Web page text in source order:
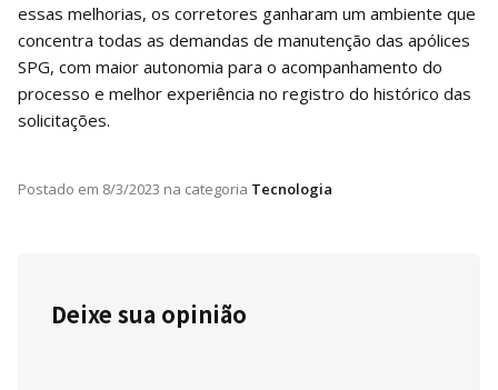
essas melhorias, os corretores ganharam um ambiente que
concentra todas as demandas de manutenção das apólices
SPG, com maior autonomia para o acompanhamento do
processo e melhor experiência no registro do histórico das
solicitações.
Postado em 8/3/2023 na categoria Tecnologia
Deixe sua opinião